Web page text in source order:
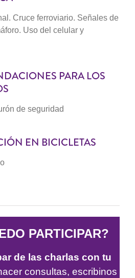
Cruce ferroviario. Señales de
Uso del celular y
PARA LOS
de seguridad
EN BICICLETAS
PARTICIPAR?
de las charlas con tu
consultas, escribinos